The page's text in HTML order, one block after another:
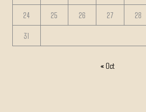
24 25 26 27 28
31
« Oct